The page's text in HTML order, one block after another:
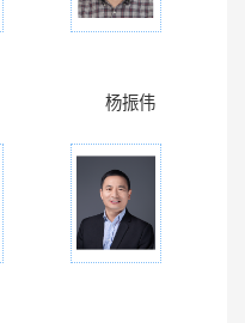
杨振伟